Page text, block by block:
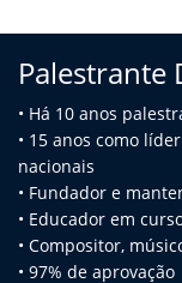
Palestrante
• Há 10 anos
• 15 anos como
nacionais
• Fundador e
• Educador em
• Compositor,
• 97% de aprovação